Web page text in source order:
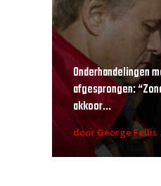
Onderhandelingen
afgesprongen:
akkoor...
door George Fellis